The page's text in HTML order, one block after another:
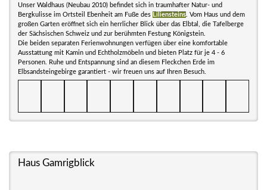
Unser Waldhaus (Neubau 2010) befindet sich in traumhafter Natur- und
Bergkulisse im Ortsteil Ebenheit am Fuße des Liliensteins . Vom Haus und dem
großen Garten eröffnet sich ein herrlicher Blick über das Elbtal, die Tafelberge
der Sächsischen Schweiz und zur berühmten Festung Königstein.
Die beiden separaten Ferienwohnungen verfügen über eine komfortable
Ausstattung mit Kamin und Echtholzmöbeln und bieten Platz für je 4 - 6
Personen. Ruhe und Entspannung sind an diesem Fleckchen Erde im
Elbsandsteingebirge garantiert - wir freuen uns auf Ihren Besuch.
Haus Gamrigblick